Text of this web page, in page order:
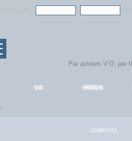
V.O VIDÉOS
10/08/2012